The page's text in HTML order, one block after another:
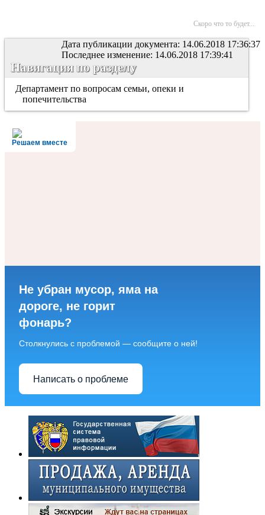
Скоро что то будет...
Дата публикации документа: 14.06.2018 17:36:37
Последнее изменение: 14.06.2018 17:39:41
Навигация по разделу
Департамент по вопросам семьи, опеки и
попечительства
Решаем вместе
Не убран мусор, яма на
дороге, не горит
фонарь?
Столкнулись с проблемой — сообщите о ней!
Написать о проблеме